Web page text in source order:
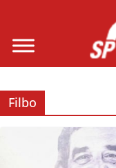
Filbo